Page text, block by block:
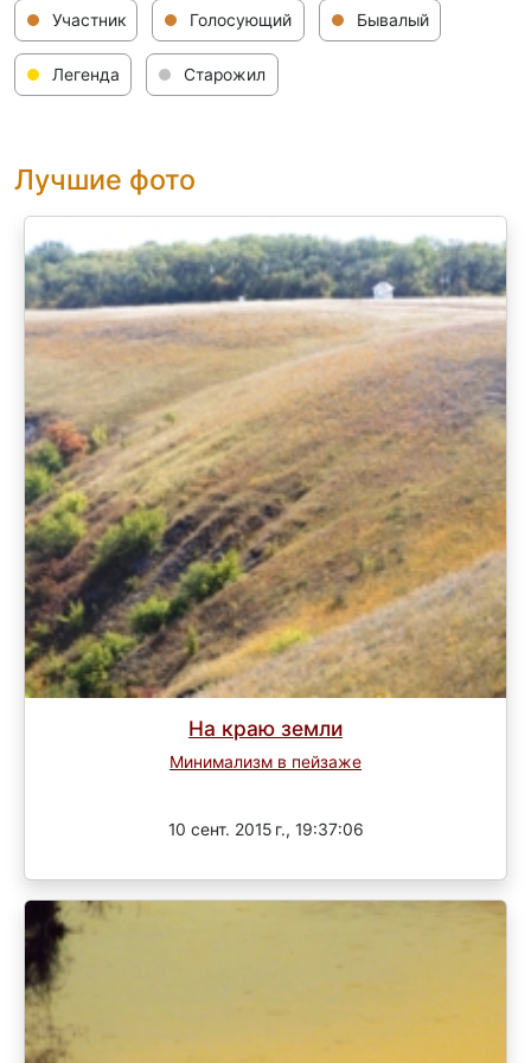
Участник Голосующий Бывалый
Легенда Старожил
Лучшие фото
На краю земли
Минимализм в пейзаже
10 сент. 2015 г., 19:37:06